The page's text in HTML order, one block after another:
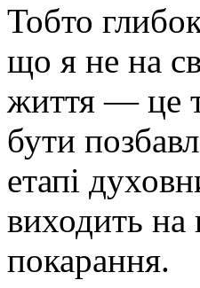
Тобто
що я не на
життя — це
бути
етапі
виходить на
покарання.